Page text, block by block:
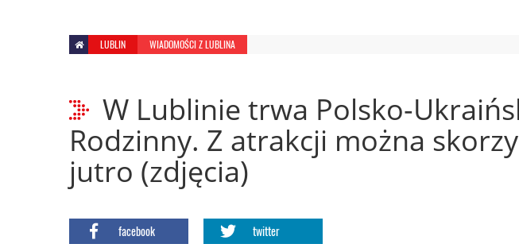
LUBLIN WIADOMOŚCI Z LUBLINA
W Lublinie trwa Polsko-
Rodzinny. Z atrakcji można
jutro (zdjęcia)
facebook twitter